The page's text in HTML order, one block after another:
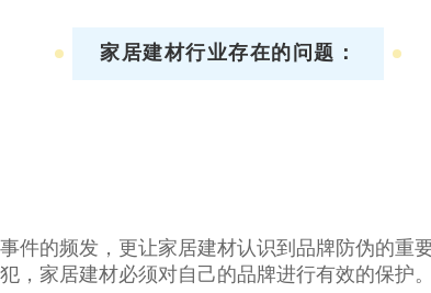
家居建材行业存在的问题：
件的频发，更让家居建材认识到品牌防伪的重
，家居建材必须对自己的品牌进行有效的保护。